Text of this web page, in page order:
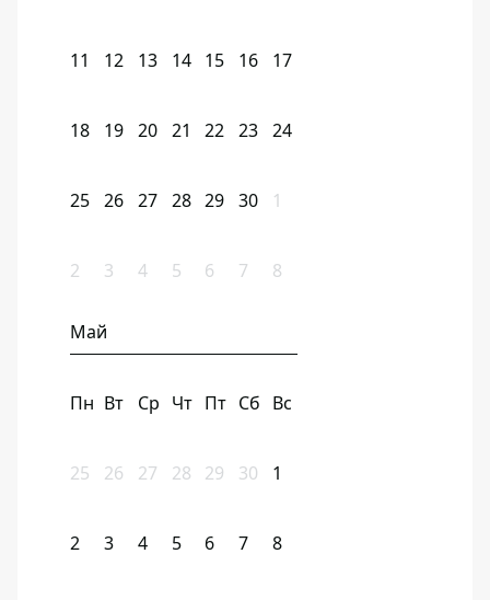
11 12 13 14 15 16 17
18 19 20 21 22 23 24
25 26 27 28 29 30 1
2 3 4 5 6 7 8
Май
Пн Вт Ср Чт Пт Сб Вс
25 26 27 28 29 30 1
2 3 4 5 6 7 8